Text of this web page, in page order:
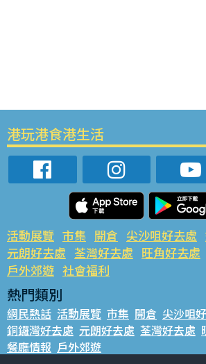
港玩港食港生活
活動展覽 市集 開倉 尖沙咀好去處
元朗好去處 荃灣好去處 旺角好去處
戶外郊遊 社會福利
熱門類別
網民熱話 活動展覽 市集 開倉 尖沙咀
銅鑼灣好去處 元朗好去處 荃灣好去處
餐廳情報 戶外郊遊